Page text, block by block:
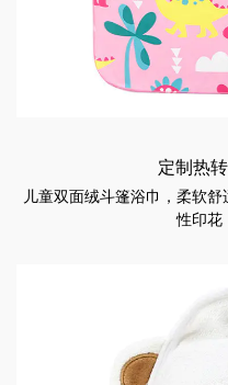
定制热
儿童双面绒斗篷浴巾，柔软
性印花